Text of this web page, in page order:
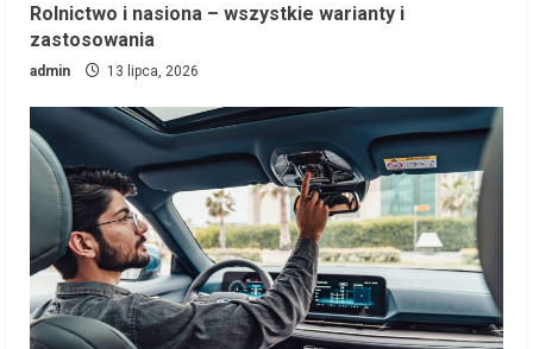
Rolnictwo i nasiona – wszystkie warianty i
zastosowania
admin 13 lipca, 2026